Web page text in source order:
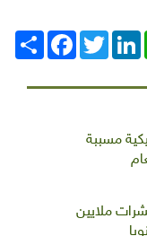
انشر
FacebookTwitterLinkedIn
مسببة
ملايين